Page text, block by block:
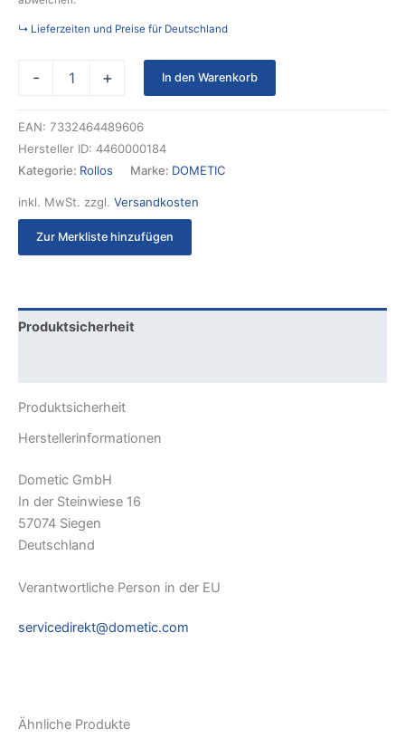
↳ Lieferzeiten und Preise für Deutschland
- + In den Warenkorb
EAN: 7332464489606
Hersteller ID: 4460000184
Kategorie: Rollos Marke: DOMETIC
inkl. MwSt. zzgl. Versandkosten
Zur Merkliste hinzufügen
Produktsicherheit
Produktsicherheit
Herstellerinformationen
Dometic GmbH
In der Steinwiese 16
57074 Siegen
Deutschland
Verantwortliche Person in der EU
servicedirekt@dometic.com
Ähnliche Produkte